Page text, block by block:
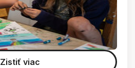
Zistiť viac